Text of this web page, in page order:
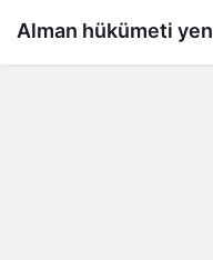
Alman hükümeti